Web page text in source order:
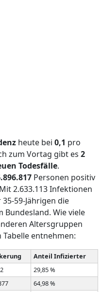
heute bei 0,1 pro
zum Vortag gibt es 2
Todesfälle.
Personen positiv
2.633.113 Infektionen
59-Jährigen die
Bundesland. Wie viele
Altersgruppen
entnehmen:
Anteil Infizierter
29,85 %
64,98 %